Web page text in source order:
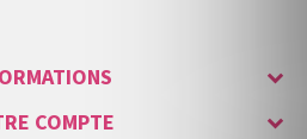
COMPTE